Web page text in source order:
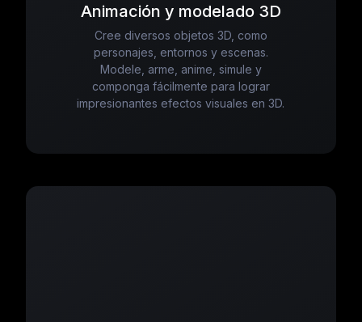
Animación y modelado 3D
Cree diversos objetos 3D, como
personajes, entornos y escenas.
Modele, arme, anime, simule y
componga fácilmente para lograr
impresionantes efectos visuales en 3D.